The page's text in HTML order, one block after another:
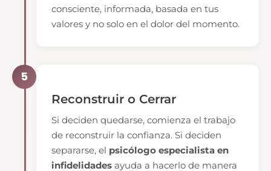
consciente, informada, basada en tus
valores y no solo en el dolor del momento.
5
Reconstruir o Cerrar
Si deciden quedarse, comienza el trabajo
de reconstruir la confianza. Si deciden
separarse, el psicólogo especialista en
infidelidades ayuda a hacerlo de manera